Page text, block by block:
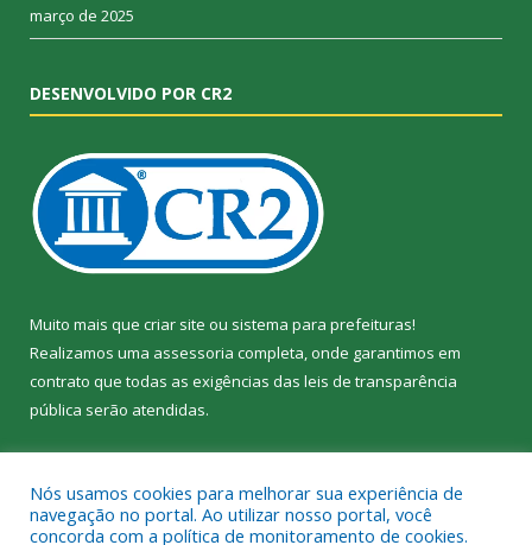
março de 2025
DESENVOLVIDO POR CR2
Muito mais que criar site ou sistema para prefeituras!
Realizamos uma assessoria completa, onde garantimos em
contrato que todas as exigências das leis de transparência
pública serão atendidas.
Nós usamos cookies para melhorar sua experiência de
navegação no portal. Ao utilizar nosso portal, você
concorda com a política de monitoramento de cookies.